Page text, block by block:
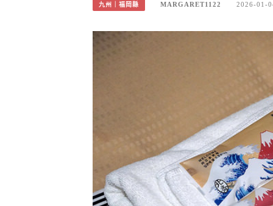
九州｜福岡縣 MARGARET1122 2026-01-